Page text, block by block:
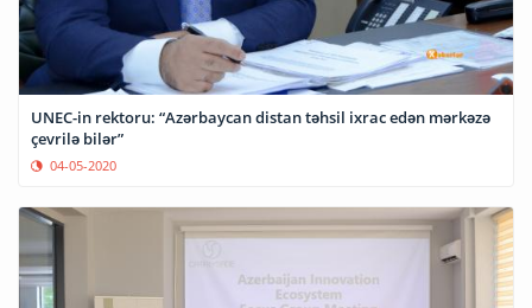
UNEC-in rektoru: “Azərbaycan distan təhsil ixrac edən mərkəzə
çevrilə bilər”
04-05-2020